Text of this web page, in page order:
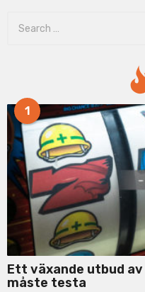
o
1
Ett växande utbud
måste testa